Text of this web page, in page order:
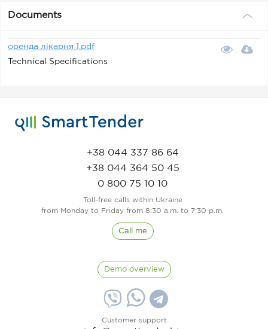
Documents
оренда лікарня 1.pdf
Technical Specifications
+38 044 337 86 64
+38 044 364 50 45
0 800 75 10 10
Toll-free calls within Ukraine
from Monday to Friday from 8:30 a.m. to 7:30 p.m.
Call me
Customer support
Demo overview